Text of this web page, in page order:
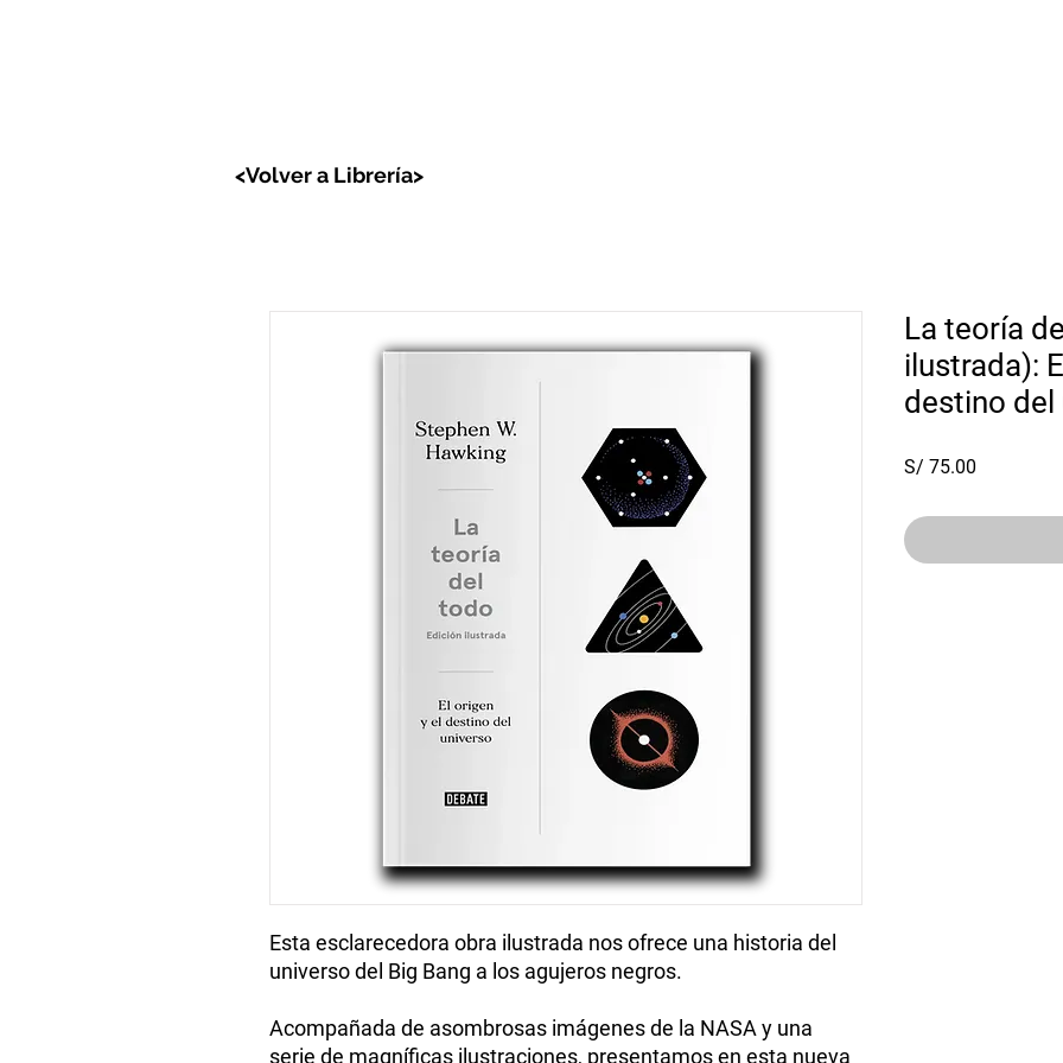
Esta esclarecedora obra ilustrada nos ofrece una historia del
universo del Big Bang a los agujeros negros.
Acompañada de asombrosas imágenes de la NASA y una
serie de magníficas ilustraciones, presentamos en esta nueva
La teoría
ilustrada):
destino del
S/ 75.00
<Volver a Librería>